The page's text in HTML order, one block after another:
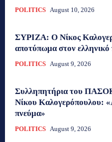
POLITICS August 10, 2026
ΣΥΡΙΖΑ: Ο Νίκος
αποτύπωμα στον ελληνικό
POLITICS August 9, 2026
Συλληπητήρια του
Νίκου Καλογερόπουλου:
πνεύμα»
POLITICS August 9, 2026